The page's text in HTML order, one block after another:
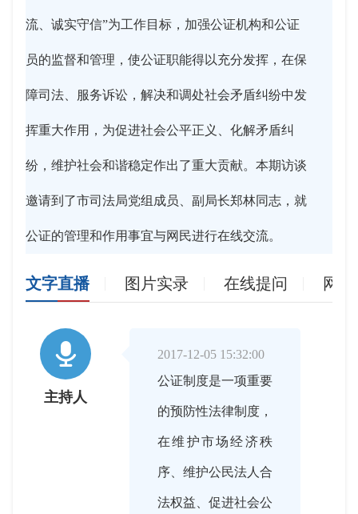
流、诚实守信”为工作目标，加强公证机构和公证
员的监督和管理，使公证职能得以充分发挥，在保
障司法、服务诉讼，解决和调处社会矛盾纠纷中发
挥重大作用，为促进社会公平正义、化解矛盾纠
纷，维护社会和谐稳定作出了重大贡献。本期访谈
邀请到了市司法局党组成员、副局长郑林同志，就
公证的管理和作用事宜与网民进行在线交流。
文字直播 图片实录 在线提问 网

主持人
2017-12-05 15:32:00
公证制度是一项重要
的预防性法律制度，
在维护市场经济秩
序、维护公民法人合
法权益、促进社会公